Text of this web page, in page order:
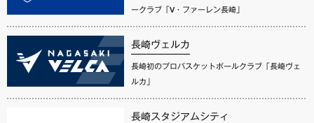
ークラブ「V・ファーレン長崎」
長崎ヴェルカ
長崎初のプロバスケットボールクラブ「長崎ヴェ
ルカ」
長崎スタジアムシティ